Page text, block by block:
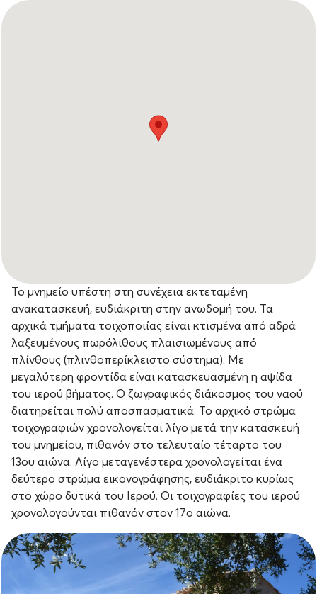
Το μνημείο υπέστη στη συνέχεια εκτεταμένη
ανακατασκευή, ευδιάκριτη στην ανωδομή του. Τα
αρχικά τμήματα τοιχοποιίας είναι κτισμένα από αδρά
λαξευμένους πωρόλιθους πλαισιωμένους από
πλίνθους (πλινθοπερίκλειστο σύστημα). Με
μεγαλύτερη φροντίδα είναι κατασκευασμένη η αψίδα
του ιερού βήματος. Ο ζωγραφικός διάκοσμος του ναού
διατηρείται πολύ αποσπασματικά. Το αρχικό στρώμα
τοιχογραφιών χρονολογείται λίγο μετά την κατασκευή
του μνημείου, πιθανόν στο τελευταίο τέταρτο του
13ου αιώνα. Λίγο μεταγενέστερα χρονολογείται ένα
δεύτερο στρώμα εικονογράφησης, ευδιάκριτο κυρίως
στο χώρο δυτικά του Ιερού. Οι τοιχογραφίες του ιερού
χρονολογούνται πιθανόν στον 17ο αιώνα.